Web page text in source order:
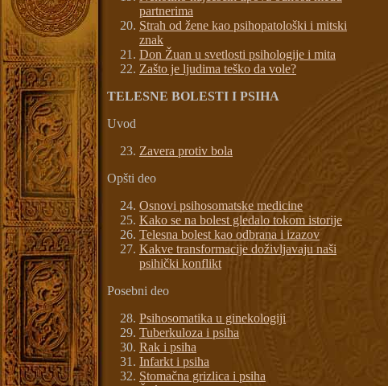
partnerima
Strah od žene kao psihopatološki i mitski
znak
Don Žuan u svetlosti psihologije i mita
Zašto je ljudima teško da vole?
TELESNE BOLESTI I PSIHA
Uvod
Zavera protiv bola
Opšti deo
Osnovi psihosomatske medicine
Kako se na bolest gledalo tokom istorije
Telesna bolest kao odbrana i izazov
Kakve transformacije doživljavaju naši
psihički konflikt
Posebni deo
Psihosomatika u ginekologiji
Tuberkuloza i psiha
Rak i psiha
Infarkt i psiha
Stomačna grizlica i psiha